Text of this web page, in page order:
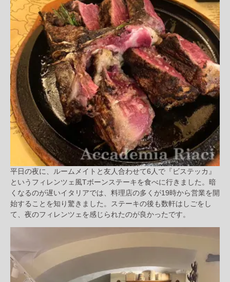
平日の夜に、ルームメイトと友人合わせて6人で『ビステッカ』
というフィレンツェ風Tボーンステーキを食べに行きました。暗
くなるのが遅いイタリアでは、料理店の多くが19時から営業を開
始することを知り驚きました。ステーキの後も数軒はしごをし
て、夜のフィレンツェを感じられたのが良かったです。